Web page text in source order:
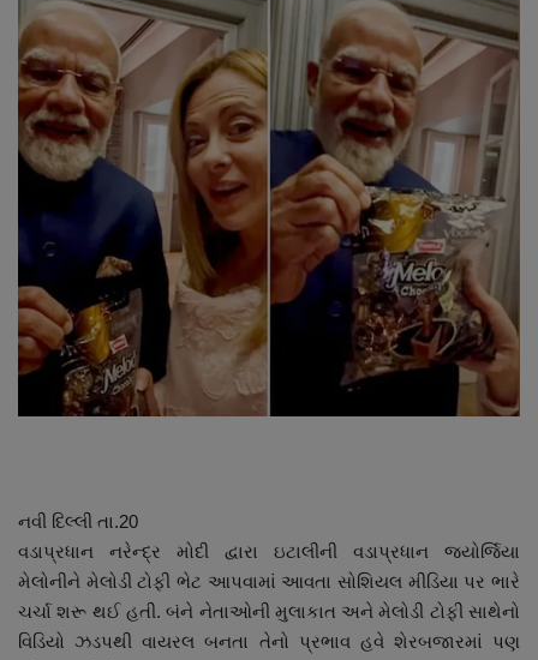
About Author
Contact
Dipotsav Special
રાષ્ટ્રીય
ગુજરાત
જુનાગઢ
બજારના સમાચાર
નાણાંકીય સમાચાર
સ્થાનિક સમાચાર
નવી દિલ્લી તા.20
વડાપ્રધાન નરેન્દ્ર મોદી દ્વારા ઇટાલીની વડાપ્રધાન જ્યોર્જિયા
મેલોનીને મેલોડી ટોફી ભેટ આપવામાં આવતા સોશિયલ મીડિયા પર ભારે
ચર્ચા શરૂ થઈ હતી. બંને નેતાઓની મુલાકાત અને મેલોડી ટોફી સાથેનો
વિડિયો ઝડપથી વાયરલ બનતા તેનો પ્રભાવ હવે શેરબજારમાં પણ